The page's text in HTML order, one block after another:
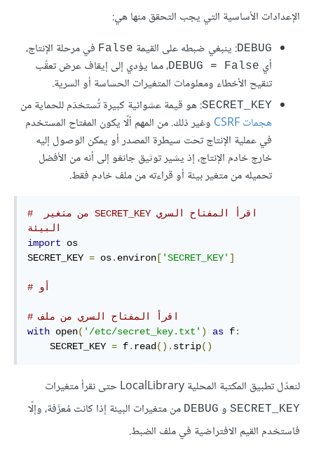
الإعدادات الأساسية التي يجب التحقق منها هي:
DEBUG: ينبغي ضبطه على القيمة False في مرحلة الإنتاج،
أي DEBUG = False، مما يؤدي إلى إيقاف عرض تعقّب
تنقيح الأخطاء ومعلومات المتغيرات الحساسة أو السرية.
SECRET_KEY: هو قيمة عشوائية كبيرة تُستخدَم للحماية من
هجمات CSRF
وغير ذلك. من المهم ألّا يكون المفتاح المستخدم
في عملية الإنتاج تحت سيطرة المصدر أو يمكن الوصول إليه
خارج خادم الإنتاج، إذ يشير توثيق جانغو إلى أنه من الأفضل
تحميله من متغير بيئة أو قراءته من ملف خادم فقط.
# اقرأ‫ المفتاح السري SECRET_KEY من متغير
البيئة
import os
SECRET_KEY = os. environ [ 'SECRET_KEY' ]
# أو
# اقرأ المفتاح السري من ملف
with open( '/etc/secret_key.txt' ) as f:
    SECRET_KEY
= f. read(). strip()
لنعدّل تطبيق المكتبة المحلية LocalLibrary حتى نقرأ متغيرات
SECRET_KEY و DEBUG من متغيرات البيئة إذا كانت مُعرَّفة، وإلّا
فاستخدم القيم الافتراضية في ملف الضبط.